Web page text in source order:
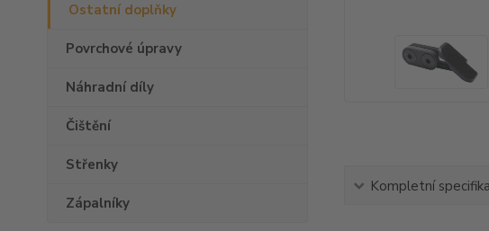
Ostatní doplňky
Povrchové úpravy
Náhradní díly
Čištění
Střenky
Zápalníky
Kompletní